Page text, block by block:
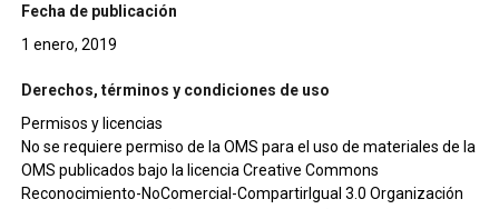
Fecha de publicación
1 enero, 2019
Derechos, términos y condiciones de uso
Permisos y licencias
No se requiere permiso de la OMS para el uso de materiales de la
OMS publicados bajo la licencia Creative Commons
Reconocimiento-NoComercial-CompartirIgual 3.0 Organización